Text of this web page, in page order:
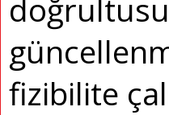
fizibilite